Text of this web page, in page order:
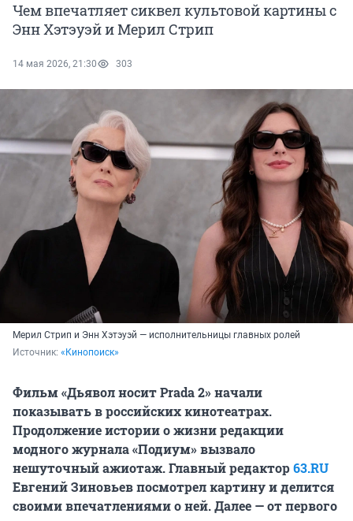
Чем впечатляет сиквел культовой картины с
Энн Хэтэуэй и Мерил Стрип
14 мая 2026, 21:30 303
Мерил Стрип и Энн Хэтэуэй — исполнительницы главных ролей
Источник: «Кинопоиск»
Фильм «Дьявол носит Prada 2» начали
показывать в российских кинотеатрах.
Продолжение истории о жизни редакции
модного журнала «Подиум» вызвало
нешуточный ажиотаж. Главный редактор63.RU
Евгений Зиновьев посмотрел картину и делится
своими впечатлениями о ней. Далее — от первого